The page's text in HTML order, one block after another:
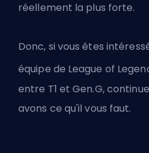
réellement la plus forte.
Donc, si vous êtes
équipe de League of
entre T1 et Gen.G,
avons ce qu'il vous faut.